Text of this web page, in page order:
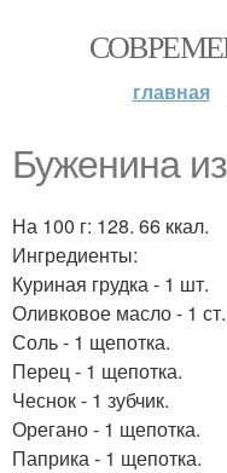
главная
Буженина
На 100 г: 128. 66 ккал.
Ингредиенты:
Куриная грудка - 1 шт.
Оливковое масло - 1
Соль - 1 щепотка.
Перец - 1 щепотка.
Чеснок - 1 зубчик.
Орегано - 1 щепотка.
Паприка - 1 щепотка.